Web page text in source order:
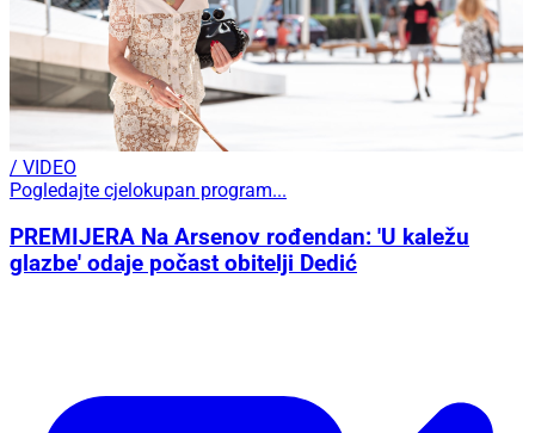
/ VIDEO
Pogledajte cjelokupan program...
PREMIJERA Na Arsenov rođendan: 'U kaležu
glazbe' odaje počast obitelji Dedić